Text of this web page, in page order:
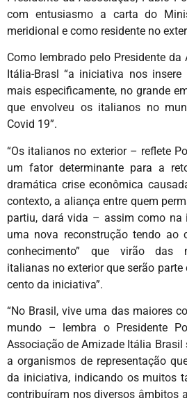
com entusiasmo a carta do
meridional e como residente no
Como lembrado pelo Presidente
Itália-Brasl “a iniciativa nos
mais especificamente, no grande
que envolveu os italianos no
Covid 19”.
“Os italianos no exterior – reflete
um fator determinante para a
dramática crise econômica
contexto, a aliança entre quem
partiu, dará vida – assim como
uma nova reconstrução tendo ao
conhecimento” que virão das
italianas no exterior que serão
cento da iniciativa”.
“No Brasil, vive uma das maiores
mundo – lembra o Presidente
Associação de Amizade Itália
a organismos de representação
da iniciativa, indicando os muitos
contribuíram nos diversos âmbitos